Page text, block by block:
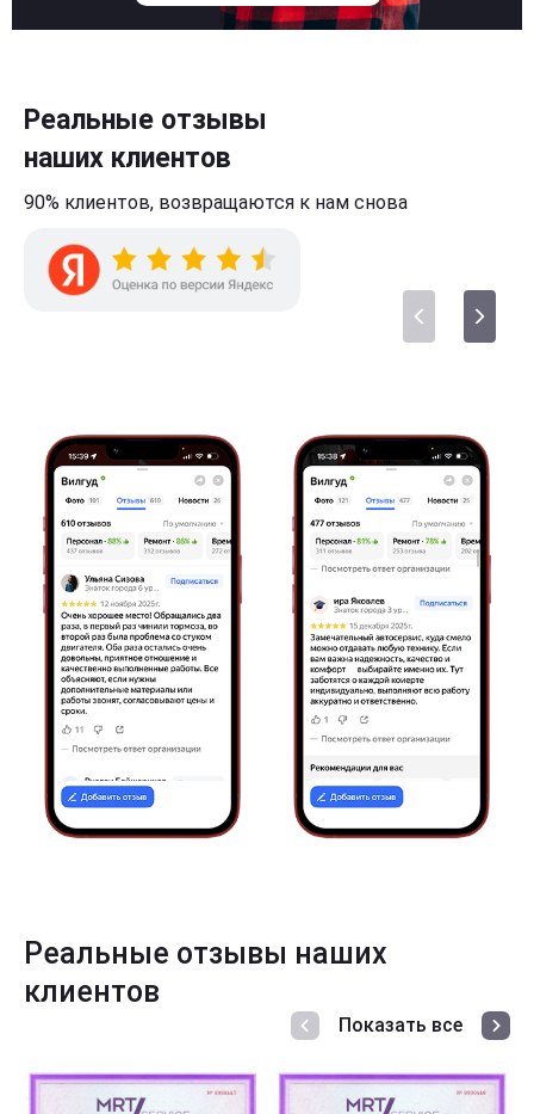
Реальные отзывы
наших клиентов
90% клиентов, возвращаются к нам снова
Реальные отзывы наших
клиентов
Показать все